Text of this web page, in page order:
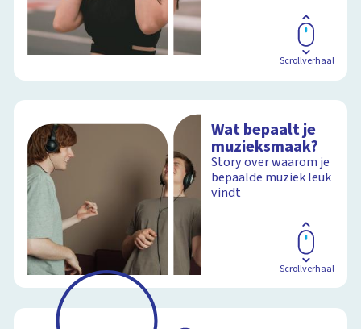
Scrollverhaal
Wat bepaalt je
muzieksmaak?
Story over waarom je
bepaalde muziek leuk
vindt
Scrollverhaal